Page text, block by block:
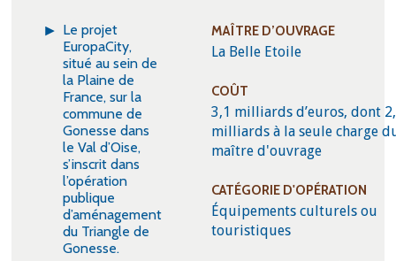
Le projet
EuropaCity,
situé au sein de
la Plaine de
France, sur la
commune de
Gonesse dans
le Val d’Oise,
s’inscrit dans
l’opération
publique
d’aménagement
du Triangle de
Gonesse.
MAÎTRE D’OUVRAGE
La Belle Etoile
COÛT
3,1 milliards d’euros, dont
milliards à la seule charge
maître d'ouvrage
CATÉGORIE D'OPÉRATION
Équipements culturels ou
touristiques